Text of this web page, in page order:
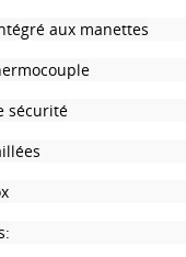
aux manettes
sécurité